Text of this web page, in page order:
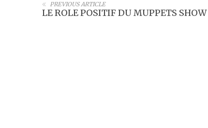
PREVIOUS ARTICLE
LE ROLE POSITIF DU MUPPETS SHOW